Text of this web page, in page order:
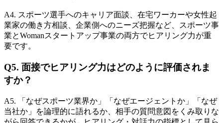
A4. スポーツ選手へのキャリア面談、在宅ワーカーや女性起
業家の働き方相談、企業側へのニーズ把握など、スポーツ事
業とWomanスタートアップ事業の両方でヒアリング力が重
要です。
Q5. 面接でヒアリング力はどのように評価されま
すか？
A5. 「なぜスポーツ業界か」「なぜエージェントか」「なぜ
当社か」を論理的に語れるか、相手の質問意図をくみ取りな